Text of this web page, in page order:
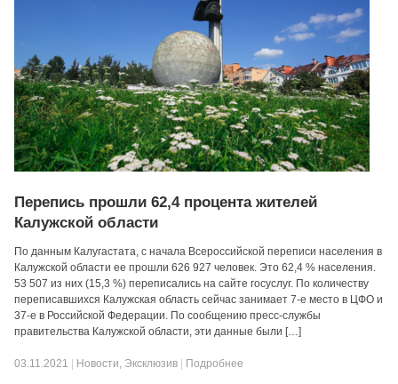
Перепись прошли 62,4 процента жителей
Калужской области
По данным Калугастата, с начала Всероссийской переписи населения в
Калужской области ее прошли 626 927 человек. Это 62,4 % населения.
53 507 из них (15,3 %) переписались на сайте госуслуг. По количеству
переписавшихся Калужская область сейчас занимает 7-е место в ЦФО и
37-е в Российской Федерации. По сообщению пресс-службы
правительства Калужской области, эти данные были […]
03.11.2021 Новости, Эксклюзив Подробнее